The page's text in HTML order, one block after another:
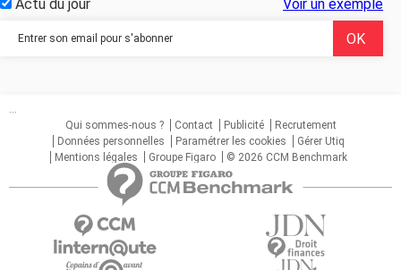
Actu du jour Voir un exemple
...
Qui sommes-nous ?
Contact Publicité
Recrutement
Données personnelles
Paramétrer les cookies
Gérer Utiq
Mentions légales
Groupe Figaro © 2026 CCM Benchmark